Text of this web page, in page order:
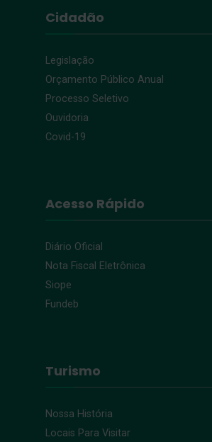
Cidadão
Legislação
Orçamento Público Anual
Processo Seletivo
Ouvidoria
Covid-19
Acesso Rápido
Diário Oficial
Nota Fiscal Eletrônica
Siope
Fundeb
Turismo
Nossa História
Locais Para Visitar